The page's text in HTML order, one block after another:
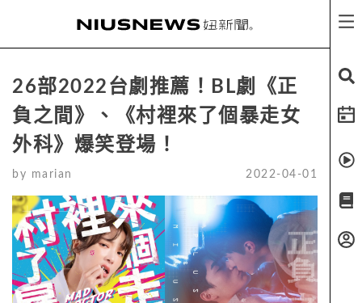
26部2022台劇推薦！BL劇《正
負之間》、《村裡來了個暴走女
外科》爆笑登場！
by marian 2022-04-01